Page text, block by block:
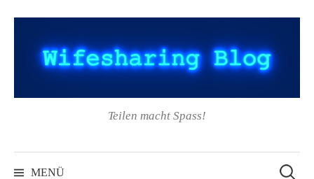
Inhalt
Teilen macht Spass!
MENÜ
nach: